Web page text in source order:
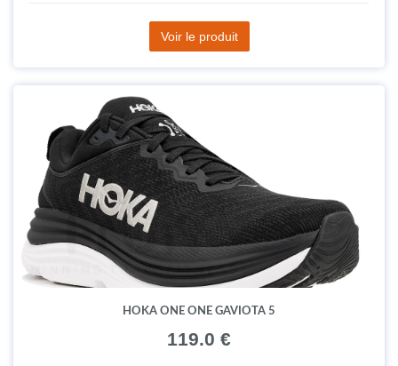
Voir le produit
HOKA ONE ONE GAVIOTA 5
119.0 €